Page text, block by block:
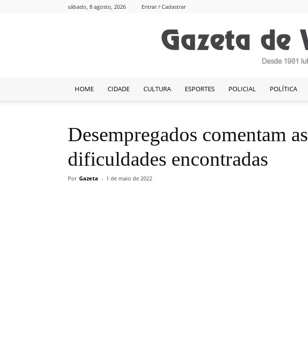
sábado, 8 agosto, 2026 Entrar / Cadastrar
HOME CIDADE CULTURA ESPORTES POLICIAL POLÍTICA
Desempregados comentam as
dificuldades encontradas
Por Gazeta - 1 de maio de 2022